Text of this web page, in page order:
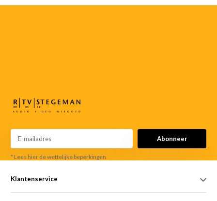
Abonneer
* Lees hier de wettelijke beperkingen
Klantenservice